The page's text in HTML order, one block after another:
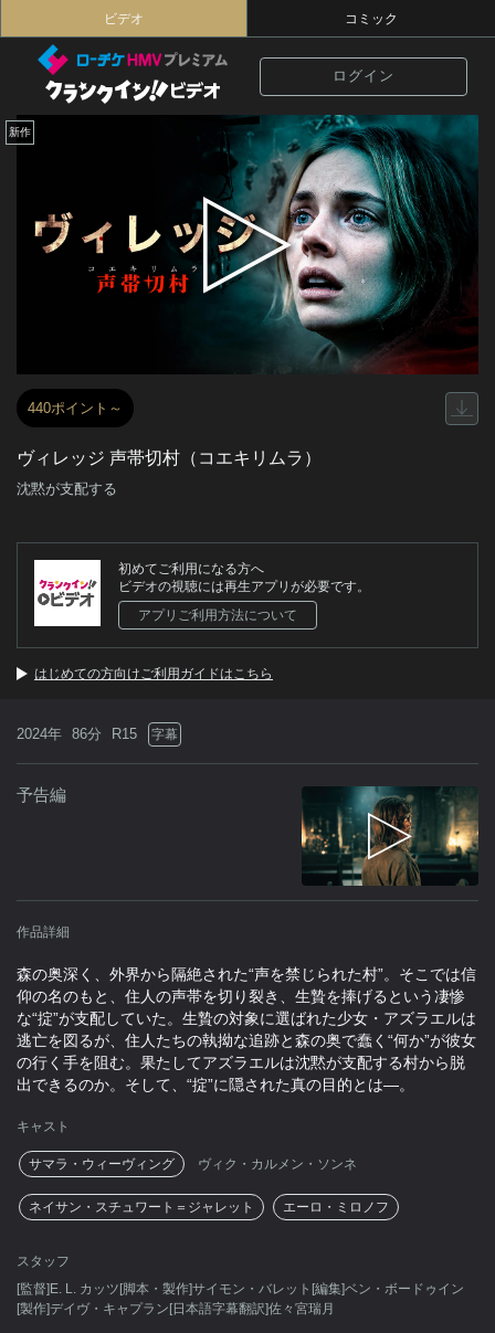
ビデオ コミック
ログイン
新作
440ポイント～
ヴィレッジ 声帯切村（コエキリムラ）
沈黙が支配する
初めてご利用になる方へ
ビデオの視聴には再生アプリが必要です。
アプリご利用方法について
はじめての方向けご利用ガイドはこちら
2024年 86分 R15 字幕
予告編
作品詳細
森の奥深く、外界から隔絶された“声を禁じられた村”。そこでは信
仰の名のもと、住人の声帯を切り裂き、生贄を捧げるという凄惨
な“掟”が支配していた。生贄の対象に選ばれた少女・アズラエルは
逃亡を図るが、住人たちの執拗な追跡と森の奥で蠢く“何か”が彼女
の行く手を阻む。果たしてアズラエルは沈黙が支配する村から脱
出できるのか。そして、“掟”に隠された真の目的とは―。
キャスト
サマラ・ウィーヴィング ヴィク・カルメン・ソンネ
ネイサン・スチュワート＝ジャレット エーロ・ミロノフ
スタッフ
[監督]E. L. カッツ[脚本・製作]サイモン・バレット[編集]ベン・ボードゥイン
[製作]デイヴ・キャプラン[日本語字幕翻訳]佐々宮瑞月